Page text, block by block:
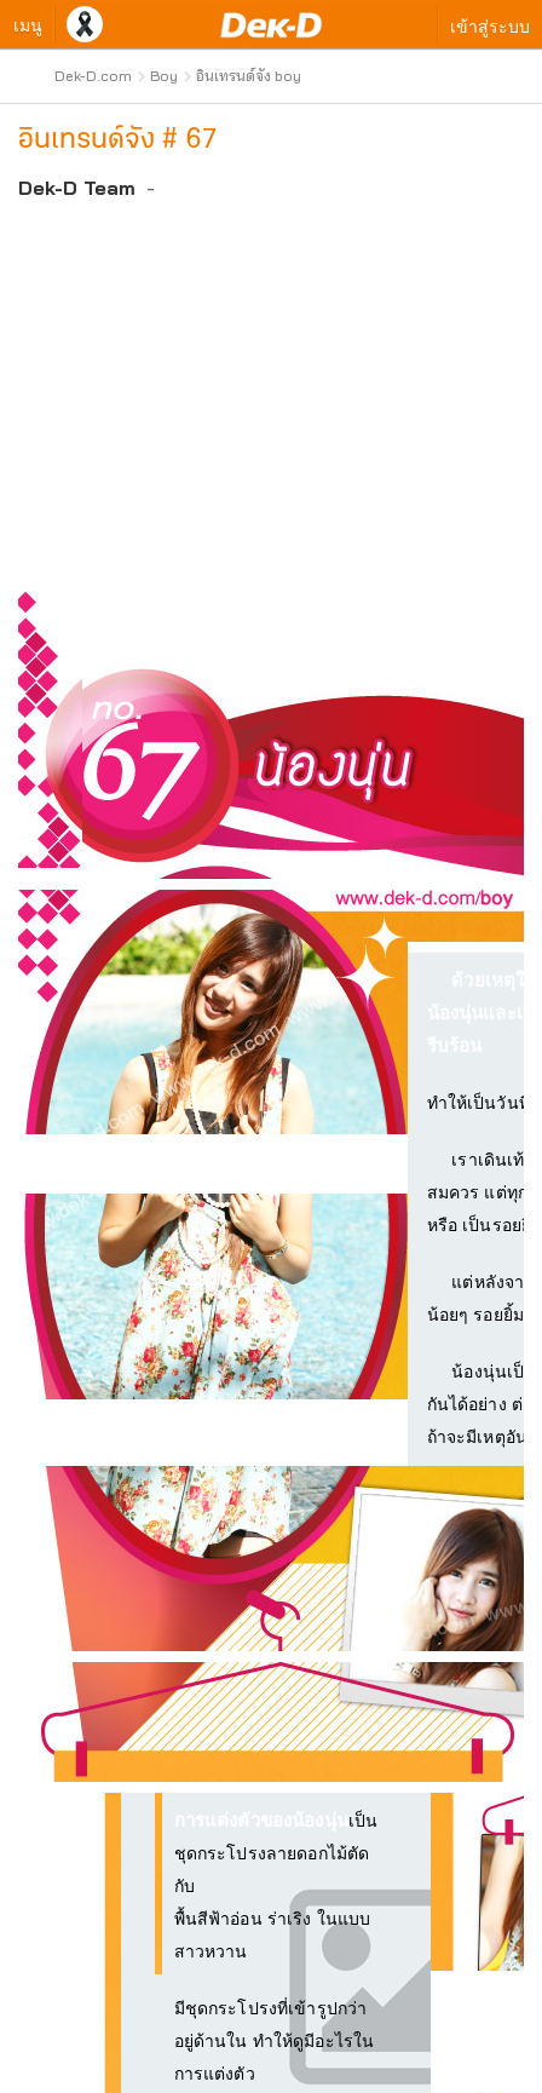
เมนู เข้าสู่ระบบ
Dek-D.com Boy อินเทรนด์จัง boy
อินเทรนด์จัง # 67
Dek-D Team -
ทำให้เป็นวันที่เ
เราเดินเท้า
สมควร แต่ทุกค
หรือ เป็นรอยยิ้
แต่หลังจากนั้
น้อยๆ รอยยิ้มข
น้องนุ่นเป็นส
กันได้อย่าง ต่อ
ถ้าจะมีเหตุอัน
เป็น
ชุดกระโปรงลายดอกไม้ตัด
กับ
พื้นสีฟ้าอ่อน ร่าเริง ในแบบ
สาวหวาน
มีชุดกระโปรงที่เข้ารูปกว่า
อยู่ด้านใน ทำให้ดูมีอะไรใน
การแต่งตัว